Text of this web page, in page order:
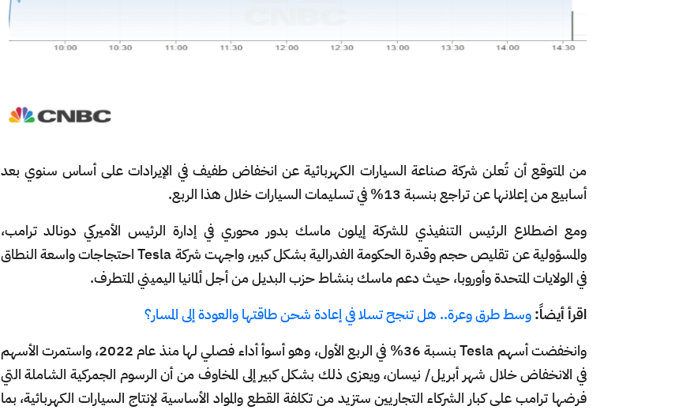
من المتوقع أن تُعلن شركة صناعة السيارات الكهربائية عن انخفاض طفيف في الإيرادات على أساس سنوي بعد
أسابيع من إعلانها عن تراجع بنسبة 13% في تسليمات السيارات خلال هذا الربع.
ومع اضطلاع الرئيس التنفيذي للشركة إيلون ماسك بدور محوري في إدارة الرئيس الأميركي دونالد ترامب،
والمسؤولية عن تقليص حجم وقدرة الحكومة الفدرالية بشكل كبير، واجهت شركة Tesla احتجاجات واسعة النطاق
في الولايات المتحدة وأوروبا، حيث دعم ماسك بنشاط حزب البديل من أجل ألمانيا اليميني المتطرف.
اقرأ أيضاً:وسط طرق وعرة.. هل تنجح تسلا في إعادة شحن طاقتها والعودة إلى المسار؟
وانخفضت أسهم Tesla بنسبة 36% في الربع الأول، وهو أسوأ أداء فصلي لها منذ عام 2022، واستمرت الأسهم
في الانخفاض خلال شهر أبريل/ نيسان، ويعزى ذلك بشكل كبير إلى المخاوف من أن الرسوم الجمركية الشاملة التي
فرضها ترامب على كبار الشركاء التجاريين ستزيد من تكلفة القطع والمواد الأساسية لإنتاج السيارات الكهربائية، بما